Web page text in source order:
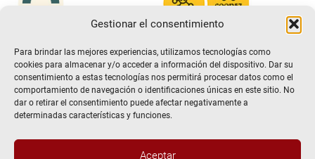
Gestionar el consentimiento
Para brindar las mejores experiencias, utilizamos tecnologías como
cookies para almacenar y/o acceder a información del dispositivo. Dar su
consentimiento a estas tecnologías nos permitirá procesar datos como el
comportamiento de navegación o identificaciones únicas en este sitio. No
dar o retirar el consentimiento puede afectar negativamente a
determinadas características y funciones.
Aceptar